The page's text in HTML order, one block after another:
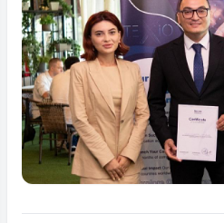
Tam ölçüdə bax